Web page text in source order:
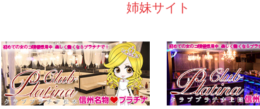
姉妹サイト